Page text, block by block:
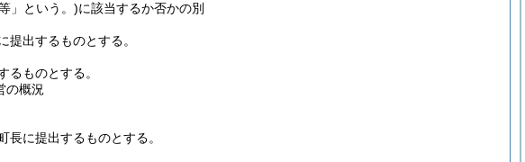
」という。)に該当するか否かの別
提出するものとする。
るものとする。
の概況
長に提出するものとする。